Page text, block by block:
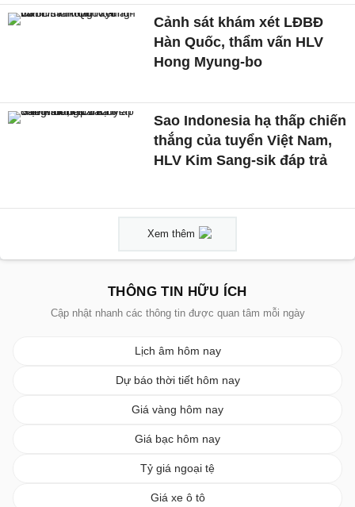
Cảnh sát khám xét LĐBĐ
Hàn Quốc, thẩm vấn HLV
Hong Myung-bo
Sao Indonesia hạ thấp chiến
thắng của tuyển Việt Nam,
HLV Kim Sang-sik đáp trả
Xem thêm
THÔNG TIN HỮU ÍCH
Cập nhật nhanh các thông tin được quan tâm mỗi ngày
Lịch âm hôm nay
Dự báo thời tiết hôm nay
Giá vàng hôm nay
Giá bạc hôm nay
Tỷ giá ngoại tệ
Giá xe ô tô